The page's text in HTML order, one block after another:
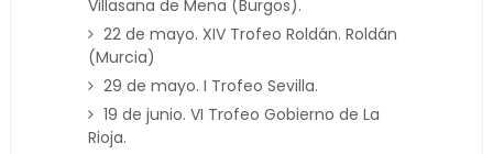
Villasana de Mena (Burgos).
22 de mayo. XIV Trofeo Roldán. Roldán
(Murcia)
29 de mayo. I Trofeo Sevilla.
19 de junio. VI Trofeo Gobierno de La
Rioja.